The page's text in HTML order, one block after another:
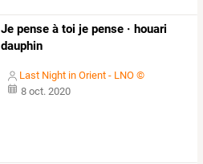
Je pense à toi je pense · houari
dauphin
Last Night in Orient - LNO ©
8 oct. 2020